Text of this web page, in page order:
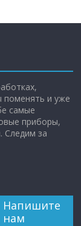
поменять и уже
самые
приборы,
Следим за
Напишите
нам